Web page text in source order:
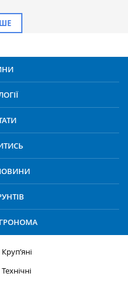
Круп’яні
Технічні